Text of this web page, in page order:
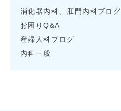
消化器内科、肛門内科ブログ
お困りQ&A
産婦人科ブログ
内科一般